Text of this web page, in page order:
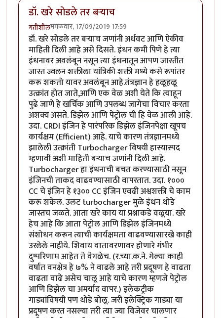
डॉ. खरे सोडले तर बऱ्याच
गतीशीलमंगळवार, 17/09/2019 17:59
डॉ. खरे सोडले तर बऱ्याच जणांनी अर्धवट आणि ऐकीव
माहिती दिली आहे असे दिसते. इंधन कमी पिणे हे त्या
इंधनावर अवलंबून नसून त्या इंधनातून आपण जास्तीत
जास्त ज्वलन शक्तीला यांत्रिकी शक्ती मध्ये कसे रूपांतर
करू शकतो यावर अवलंबून आहे.तंत्रज्ञान हे हळूहळू
उत्क्रांत होत जाते,आणि एक वेळ अशी येते कि त्याहून
पुढे जाणे हे खर्चिक आणि उपलब्ध जागेचा विचार करता
अशक्य असते. डिझेल आणि पेट्रोल ची हि वेळ आली आहे.
उदा. CRDI इंजिन हे पारंपरिक डिझेल इंजिनपेक्षा खूपच
कार्यक्षम (Efficient) आहे. याचे कारण तंत्रज्ञानमध्ये
झालेली उत्क्रांती Turbocharger विषयी हास्यास्पद
म्हणावी अशी माहिती बऱ्याच जणांनी दिली आहे.
Turbocharger हा इंधनाची बचत करण्यासाठी नसून
इंजिनची ताकद वाढवण्यासाठी वापरतात. उदा. १०००
CC चे इंजिन हे १३०० CC इंजिन एवढी अश्वशक्ती चे काम
करू शकेल. उलट turbocharger मुळे इंधन थोडे
जास्तच जळते. आता खरे काय या प्रश्नाकडे वळूया. खरे
हेच आहे कि आता पेट्रोल आणि डिझेल इंजिनमध्ये
संशोधन करून त्याची कार्यक्षमता वाढवण्यासारखे काही
उरलेले नाहीये. शिवाय वातावरणावर होणारे गंभीर
दुष्परिणाम आहेत ते वेगळेच. (र.च्या.क.ने. गेल्या काही
वर्षात वनक्षेत्र हे ७% ने वाढले आहे तरी प्रदूषण हे वाढता
वाढता वाढे असेच चालू आहे याचे कारण म्हणजे पेट्रोल
आणि डिझेल चा अमर्याद वापर.) इलेकट्रीक
गाड्यांविषयी पण थोडे बोलू. जरी इलेक्ट्रिक गाड्या या
प्रदूषण करत नसल्या तरी त्या ज्या विजेवर चालणार